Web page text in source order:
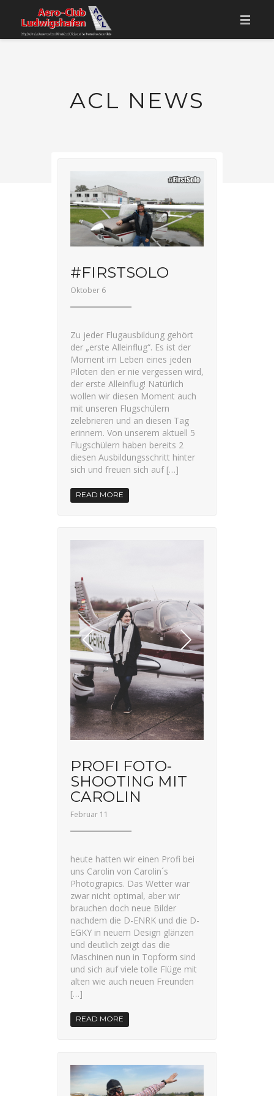
MITGLIED WERDEN
COOKIE-RICHTLINIE (EU)
ACL NEWS
#FIRSTSOLO
Oktober 6
Zu jeder Flugausbildung gehört
der „erste Alleinflug“. Es ist der
Moment im Leben eines jeden
Piloten den er nie vergessen wird,
der erste Alleinflug! Natürlich
wollen wir diesen Moment auch
mit unseren Flugschülern
zelebrieren und an diesen Tag
erinnern. Von unserem aktuell 5
Flugschülern haben bereits 2
diesen Ausbildungsschritt hinter
sich und freuen sich auf […]
READ MORE
PROFI FOTO-
SHOOTING MIT
CAROLIN
Februar 11
heute hatten wir einen Profi bei
uns Carolin von Carolin´s
Photograpics. Das Wetter war
zwar nicht optimal, aber wir
brauchen doch neue Bilder
nachdem die D-ENRK und die D-
EGKY in neuem Design glänzen
und deutlich zeigt das die
Maschinen nun in Topform sind
und sich auf viele tolle Flüge mit
alten wie auch neuen Freunden
[…]
READ MORE